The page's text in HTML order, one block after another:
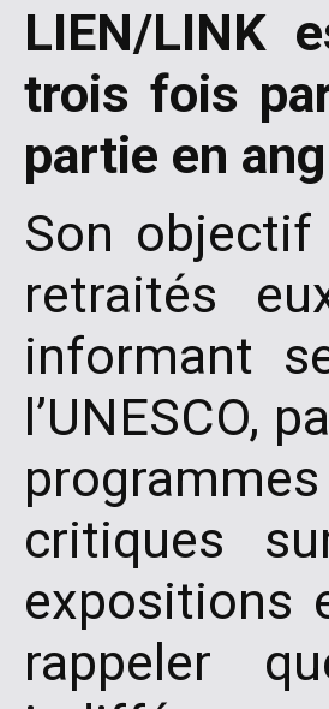
LIEN/LINK
trois fois
partie en
Son
retraités
informant
l’UNESCO,
critiques
expositions
rappeler